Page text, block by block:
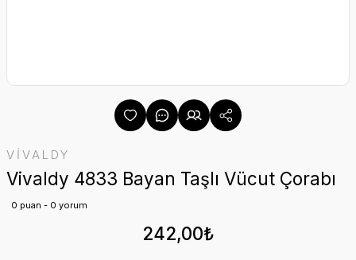
VİVALDY
Vivaldy 4833 Bayan Taşlı Vücut Çorabı
0 puan - 0 yorum
242,00₺